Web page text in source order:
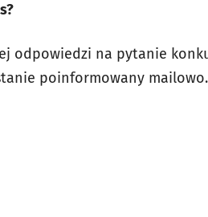
?
odpowiedzi na pytanie
poinformowany mailowo.